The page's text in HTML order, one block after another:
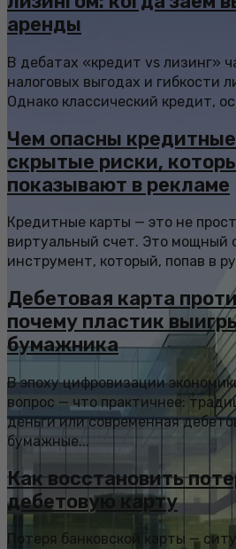
аренды
В дебатах «кредит vs лизинг»
налоговых выгодах и гибкости
Однако классический кредит,
Чем опасны
скрытые риски,
показывают в рекламе
Кредитные карты — это не
виртуальный счет. Это мощный
инструмент, который, попав в
Дебетовая карта
почему пластик
бумажника
В эпоху цифровизации
вопрос — что практичнее:
деньги или современная
бумажные...
Как восстановить
дебетовую карту
Потеря банковской карты —